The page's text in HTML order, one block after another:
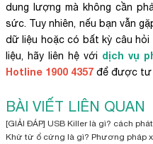
dung lượng mà không cần
sức. Tuy nhiên, nếu bạn vẫn
dữ liệu hoặc có bất kỳ câu
liệu, hãy liên hệ với dịch vụ
Hotline 1900 4357để được tư
BÀI VIẾT LIÊN QUAN
[GIẢI ĐÁP] USB Killer là gì? cách
Khử từ ổ cứng là gì? Phương pháp